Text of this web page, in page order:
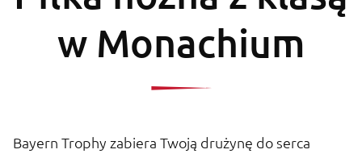
w Monachium
Bayern Trophy zabiera Twoją drużynę do serca